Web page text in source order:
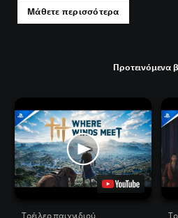
Μάθετε περισσότερα
Προτεινόμενα
Τρέιλερ παιχνιδιού